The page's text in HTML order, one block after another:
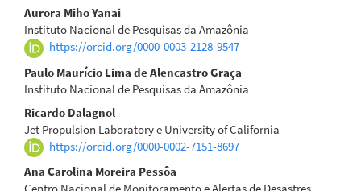
Aurora Miho Yanai
Instituto Nacional de Pesquisas da Amazônia
https://orcid.org/0000-0003-2128-9547
Paulo Maurício Lima de Alencastro Graça
Instituto Nacional de Pesquisas da Amazônia
Ricardo Dalagnol
Jet Propulsion Laboratory e University of California
https://orcid.org/0000-0002-7151-8697
Ana Carolina Moreira Pessôa